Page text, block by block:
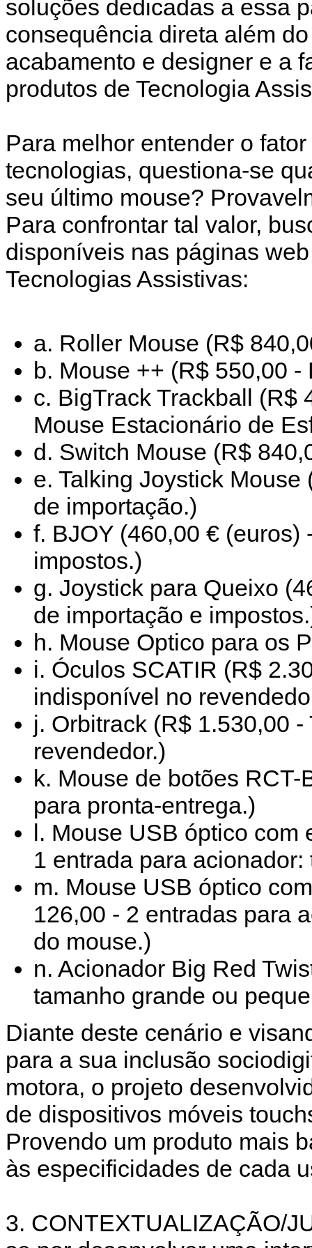
soluções dedicadas a essa
consequência direta além
acabamento e designer e a
produtos de Tecnologia
Para melhor entender o
tecnologias, questiona-se
seu último mouse?
Para confrontar tal valor,
disponíveis nas páginas
Tecnologias Assistivas:
a. Roller Mouse (R$
b. Mouse ++ (R$ 550,00
c. BigTrack Trackball (R$
Mouse Estacionário de
d. Switch Mouse (R$
e. Talking Joystick
de importação.)
f. BJOY (460,00 €
impostos.)
g. Joystick para Queixo
de importação e
h. Mouse Optico para os
i. Óculos SCATIR (R$
indisponível no
j. Orbitrack (R$ 1.530,00
revendedor.)
k. Mouse de botões
para pronta-entrega.)
l. Mouse USB óptico com
1 entrada para
m. Mouse USB óptico
126,00 - 2 entradas para
do mouse.)
n. Acionador Big Red
tamanho grande ou
Diante deste cenário e
para a sua inclusão
motora, o projeto
de dispositivos móveis
Provendo um produto mais
às especificidades de cada
3. CONTEXTUALIZAÇÃO/